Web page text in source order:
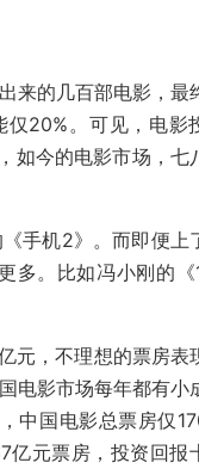
来的几百部电影，最
20%。可见，电影
如今的电影市场，七
手机2》。而即便上
多。比如冯小刚的
元，不理想的票房表
电影市场每年都有小
中国电影总票房仅
亿元票房，投资回报